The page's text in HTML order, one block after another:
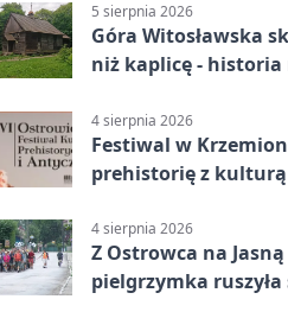
5 sierpnia 2026
Góra Witosławska
niż kaplicę - historia
4 sierpnia 2026
Festiwal w
prehistorię z
4 sierpnia 2026
Z Ostrowca na Jasną
pielgrzymka